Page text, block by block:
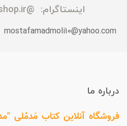
اینستاگرام: @madmolibookshop.ir
mostafamadmoli10@yahoo.com
درباره ما
فروشگاه آنلاین کتاب مَدمُلی